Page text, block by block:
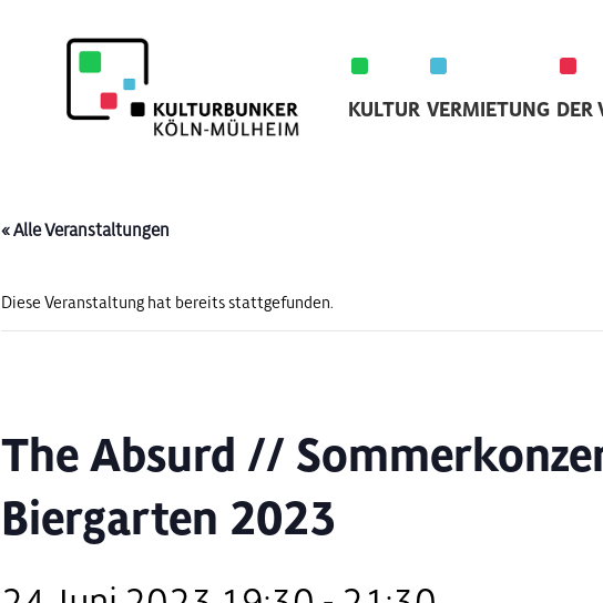
KULTUR VERMIETUNG DER
« Alle Veranstaltungen
Diese Veranstaltung hat bereits stattgefunden.
The Absurd //
Biergarten 2023